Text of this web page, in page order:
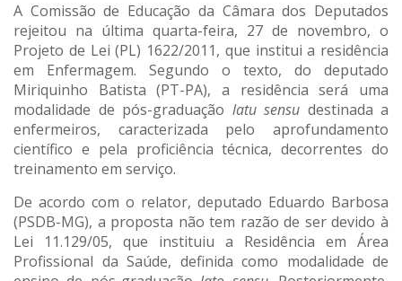
A Comissão de Educação da Câmara dos Deputados
rejeitou na última quarta-feira, 27 de novembro, o
Projeto de Lei (PL) 1622/2011, que institui a residência
em Enfermagem. Segundo o texto, do deputado
Miriquinho Batista (PT-PA), a residência será uma
modalidade de pós-graduação latu sensu destinada a
enfermeiros, caracterizada pelo aprofundamento
científico e pela proficiência técnica, decorrentes do
treinamento em serviço.
De acordo com o relator, deputado Eduardo Barbosa
(PSDB-MG), a proposta não tem razão de ser devido à
Lei 11.129/05, que instituiu a Residência em Área
Profissional da Saúde, definida como modalidade de